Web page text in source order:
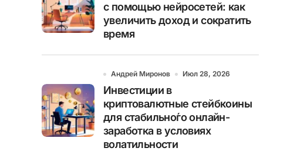
с помощью нейросетей: как
увеличить доход и сократить
время
Андрей Миронов Июл 28, 2026
Инвестиции в
криптовалютные стейбкоины
для стабильно́го онлайн-
заработка в условиях
волатильности